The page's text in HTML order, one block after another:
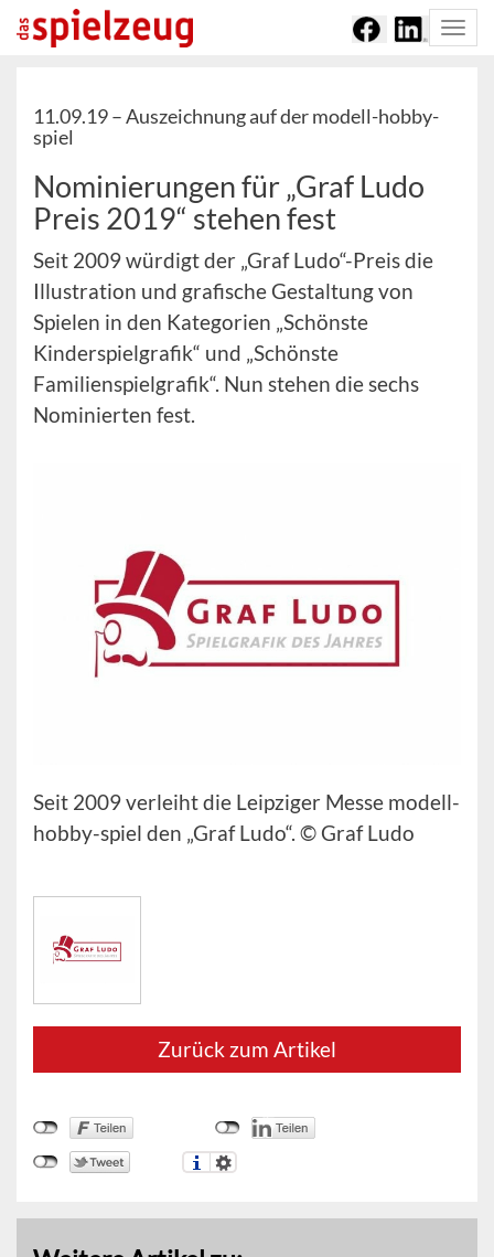
11.09.19 –Auszeichnung auf der modell-hobby-
spiel
Nominierungen für „Graf Ludo
Preis 2019“ stehen fest
Seit 2009 würdigt der „Graf Ludo“-Preis die
Illustration und grafische Gestaltung von
Spielen in den Kategorien „Schönste
Kinderspielgrafik“ und „Schönste
Familienspielgrafik“. Nun stehen die sechs
Nominierten fest.
Seit 2009 verleiht die Leipziger Messe modell-
hobby-spiel den „Graf Ludo“. © Graf Ludo
Zurück zum Artikel